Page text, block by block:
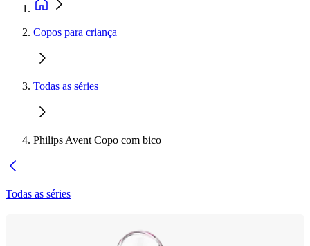
Copos para criança
Todas as séries
Philips Avent Copo com bico
Todas as séries